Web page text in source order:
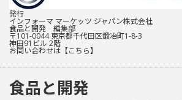
発行
インフォーマ マーケッツ ジャパン株式会社
食品と開発 編集部
〒101-0044 東京都千代田区鍛冶町1-8-3
神田91ビル 2階
お問い合わせは 【こちら】
食品と開発